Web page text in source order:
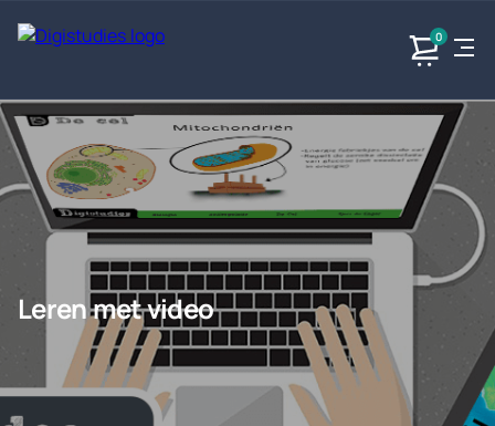
0
Exacte
vakken
Geen
vakken.
Taalvakken
Geen
vakken.
Maatschappijvakken
Geen vakken.
Producten
Leren met video